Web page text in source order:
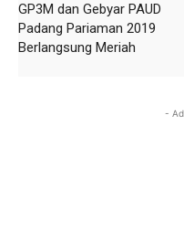
GP3M dan Gebyar PAUD
Padang Pariaman 2019
Berlangsung Meriah
-